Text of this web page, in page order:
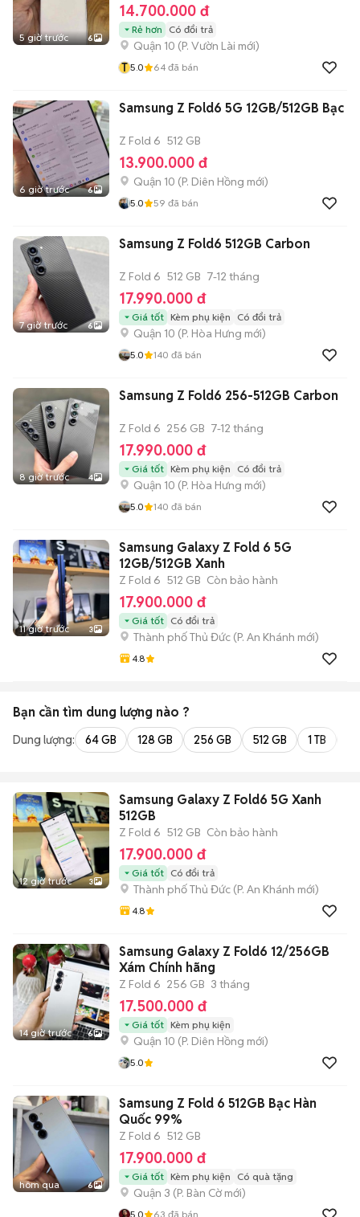
5 giờ trước 6
14.700.000 đ
Rẻ hơn Có đổi trả
Quận 10 (P. Vườn Lài mới)
T 5.0 64 đã bán
6 giờ trước 6
Samsung Z Fold6 5G 12GB/512GB Bạc
Z Fold 6 512 GB
13.900.000 đ
Quận 10 (P. Diên Hồng mới)
5.0 59 đã bán
7 giờ trước 6
Samsung Z Fold6 512GB Carbon
Z Fold 6 512 GB 7-12 tháng
17.990.000 đ
Giá tốt Kèm phụ kiện Có đổi trả
Quận 10 (P. Hòa Hưng mới)
5.0 140 đã bán
8 giờ trước 4
Samsung Z Fold6 256-512GB Carbon
Z Fold 6 256 GB 7-12 tháng
17.990.000 đ
Giá tốt Kèm phụ kiện Có đổi trả
Quận 10 (P. Hòa Hưng mới)
5.0 140 đã bán
11 giờ trước 3
Samsung Galaxy Z Fold 6 5G
12GB/512GB Xanh
Z Fold 6 512 GB Còn bảo hành
17.900.000 đ
Giá tốt Có đổi trả
Thành phố Thủ Đức (P. An Khánh mới)
4.8
Bạn cần tìm dung lượng nào ?
Dung lượng: 64 GB 128 GB 256 GB 512 GB 1 TB
12 giờ trước 3
Samsung Galaxy Z Fold6 5G Xanh
512GB
Z Fold 6 512 GB Còn bảo hành
17.900.000 đ
Giá tốt Có đổi trả
Thành phố Thủ Đức (P. An Khánh mới)
4.8
14 giờ trước 6
Samsung Galaxy Z Fold6 12/256GB
Xám Chính hãng
Z Fold 6 256 GB 3 tháng
17.500.000 đ
Giá tốt Kèm phụ kiện
Quận 10 (P. Diên Hồng mới)
5.0
hôm qua 6
Samsung Z Fold 6 512GB Bạc Hàn
Quốc 99%
Z Fold 6 512 GB
17.900.000 đ
Giá tốt Kèm phụ kiện Có quà tặng
Quận 3 (P. Bàn Cờmới)
5.0 63 đã bán